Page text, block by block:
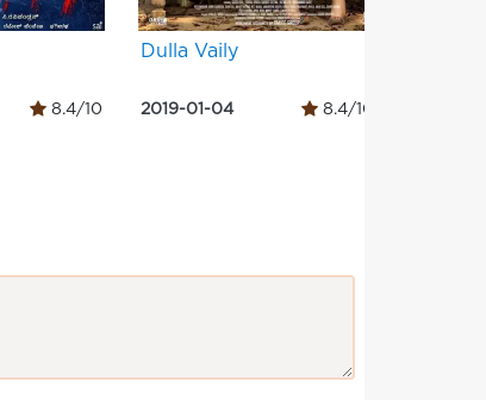
8.4/10
Dulla Vaily
2019-01-04 8.4/10